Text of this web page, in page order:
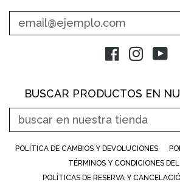
MAIL
Facebook
BUSCAR PRODUCTOS EN
BUSCAR
EN
NUESTRA
TIENDA
POLÍTICA DE CAMBIOS Y DEVOLUCIONES
TÉRMINOS Y CONDICIONES
POLÍTICAS DE RESERVA Y